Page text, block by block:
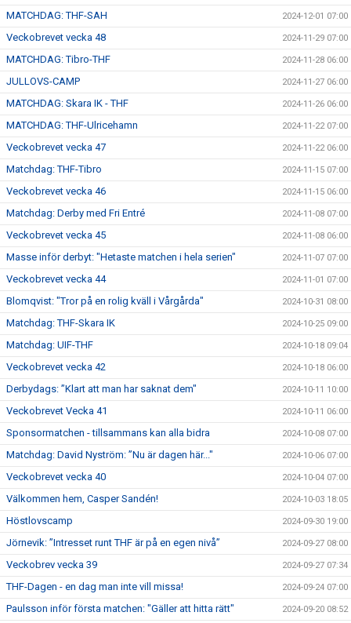
MATCHDAG: THF-SAH 2024-12-01 07:00
Veckobrevet vecka 48 2024-11-29 07:00
MATCHDAG: Tibro-THF 2024-11-28 06:00
JULLOVS-CAMP 2024-11-27 06:00
MATCHDAG: Skara IK - THF 2024-11-26 06:00
MATCHDAG: THF-Ulricehamn 2024-11-22 07:00
Veckobrevet vecka 47 2024-11-22 06:00
Matchdag: THF-Tibro 2024-11-15 07:00
Veckobrevet vecka 46 2024-11-15 06:00
Matchdag: Derby med Fri Entré 2024-11-08 07:00
Veckobrevet vecka 45 2024-11-08 06:00
Masse inför derbyt: "Hetaste matchen i hela serien" 2024-11-07 07:00
Veckobrevet vecka 44 2024-11-01 07:00
Blomqvist: "Tror på en rolig kväll i Vårgårda" 2024-10-31 08:00
Matchdag: THF-Skara IK 2024-10-25 09:00
Matchdag: UIF-THF 2024-10-18 09:04
Veckobrevet vecka 42 2024-10-18 06:00
Derbydags: ”Klart att man har saknat dem" 2024-10-11 10:00
Veckobrevet Vecka 41 2024-10-11 06:00
Sponsormatchen - tillsammans kan alla bidra 2024-10-08 07:00
Matchdag: David Nyström: ”Nu är dagen här..." 2024-10-06 07:00
Veckobrevet vecka 40 2024-10-04 07:00
Välkommen hem, Casper Sandén! 2024-10-03 18:05
Höstlovscamp 2024-09-30 19:00
Jörnevik: ”Intresset runt THF är på en egen nivå” 2024-09-27 08:00
Veckobrev vecka 39 2024-09-27 07:34
THF-Dagen - en dag man inte vill missa! 2024-09-24 07:00
Paulsson inför första matchen: "Gäller att hitta rätt" 2024-09-20 08:52